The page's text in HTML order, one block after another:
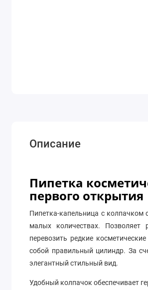
Описание
Пипетка
первого открытия
Пипетка-капельница с колпачком
малых количествах. Позволяет
перевозить редкие
собой правильный цилиндр. За
элегантный стильный вид.
Удобный колпачок обеспечивает